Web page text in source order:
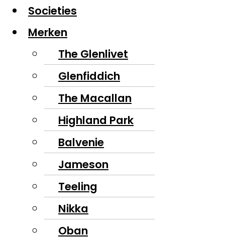
Societies
Merken
The Glenlivet
Glenfiddich
The Macallan
Highland Park
Balvenie
Jameson
Teeling
Nikka
Oban